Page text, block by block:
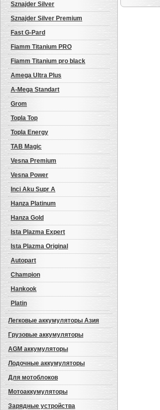
Sznajder Silver
Sznajder Silver Premium
Fast G-Pard
Fiamm Titanium PRO
Fiamm Titanium pro black
Amega Ultra Plus
A-Mega Standart
Grom
Topla Top
Topla Energy
TAB Magic
Vesna Premium
Vesna Power
Inci Aku Supr A
Hanza Platinum
Hanza Gold
Ista Plazma Expert
Ista Plazma Original
Autopart
Champion
Hankook
Platin
Легковые аккумуляторы Азия
Грузовые аккумуляторы
AGM аккумуляторы
Лодочные аккумуляторы
Для мотоблоков
Мотоаккумуляторы
Зарядные устройства